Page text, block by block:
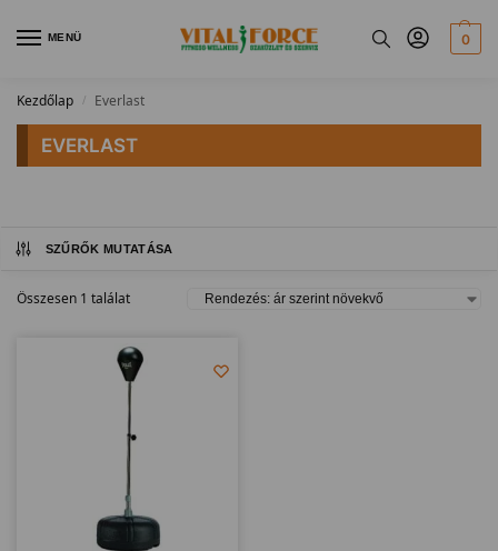
MENÜ 0
Kezdőlap / Everlast
EVERLAST
SZŰRŐK MUTATÁSA
Összesen 1 találat